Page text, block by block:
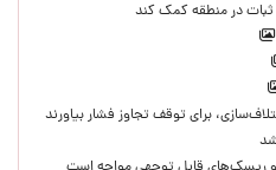
ثبات در منطقه کمک کند
برای توقف تجاوز فشار بیاورند
شد